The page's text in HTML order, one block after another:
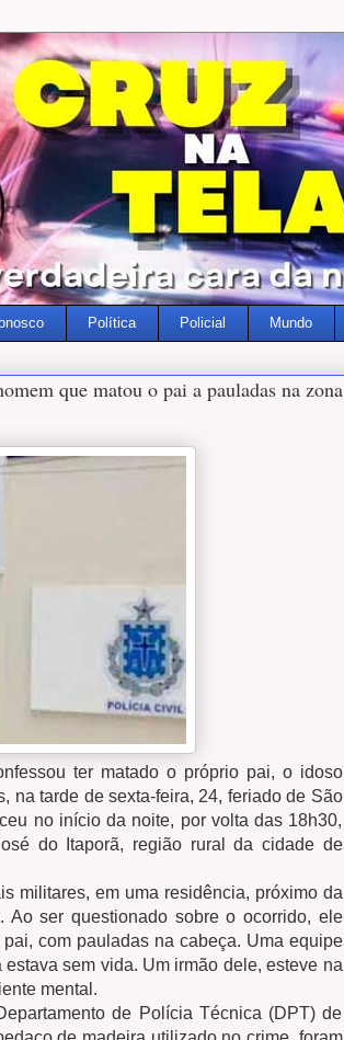
Política Policial Mundo
que matou o pai a pauladas na zona
ter matado o próprio pai, o idoso
na tarde de sexta-feira, 24, feriado de São
no início da noite, por volta das 18h30,
do Itaporã, região rural da cidade de
militares, em uma residência, próximo da
ser questionado sobre o ocorrido, ele
com pauladas na cabeça. Uma equipe
sem vida. Um irmão dele, esteve na
mental.
de Polícia Técnica (DPT) de